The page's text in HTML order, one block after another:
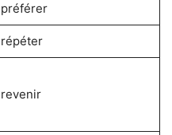
préférer
répéter
revenir